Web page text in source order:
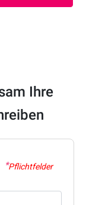
Ihre
Pflichtfelder